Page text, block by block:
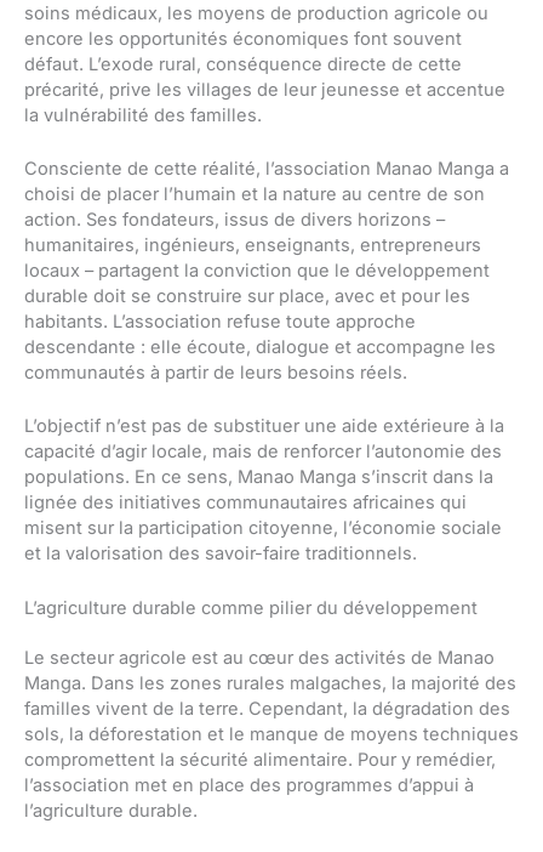
soins médicaux, les moyens de production agricole ou
encore les opportunités économiques font souvent
défaut. L’exode rural, conséquence directe de cette
précarité, prive les villages de leur jeunesse et accentue
la vulnérabilité des familles.
Consciente de cette réalité, l’association Manao Manga a
choisi de placer l’humain et la nature au centre de son
action. Ses fondateurs, issus de divers horizons –
humanitaires, ingénieurs, enseignants, entrepreneurs
locaux – partagent la conviction que le développement
durable doit se construire sur place, avec et pour les
habitants. L’association refuse toute approche
descendante : elle écoute, dialogue et accompagne les
communautés à partir de leurs besoins réels.
L’objectif n’est pas de substituer une aide extérieure à la
capacité d’agir locale, mais de renforcer l’autonomie des
populations. En ce sens, Manao Manga s’inscrit dans la
lignée des initiatives communautaires africaines qui
misent sur la participation citoyenne, l’économie sociale
et la valorisation des savoir-faire traditionnels.
L’agriculture durable comme pilier du développement
Le secteur agricole est au cœur des activités de Manao
Manga. Dans les zones rurales malgaches, la majorité des
familles vivent de la terre. Cependant, la dégradation des
sols, la déforestation et le manque de moyens techniques
compromettent la sécurité alimentaire. Pour y remédier,
l’association met en place des programmes d’appui à
l’agriculture durable.